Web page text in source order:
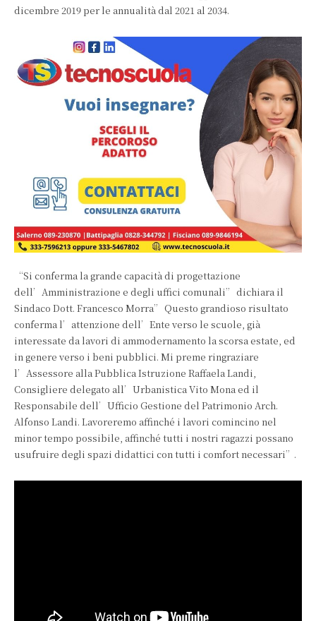
dicembre 2019 per le annualità dal 2021 al 2034.
“Si conferma la grande capacità di progettazione
dell’Amministrazione e degli uffici comunali” dichiara il
Sindaco Dott. Francesco Morra” Questo grandioso risultato
conferma l’attenzione dell’Ente verso le scuole, già
interessate da lavori di ammodernamento la scorsa estate, ed
in genere verso i beni pubblici. Mi preme ringraziare
l’Assessore alla Pubblica Istruzione Raffaela Landi,
Consigliere delegato all’Urbanistica Vito Mona ed il
Responsabile dell’Ufficio Gestione del Patrimonio Arch.
Alfonso Landi. Lavoreremo affinché i lavori comincino nel
minor tempo possibile, affinché tutti i nostri ragazzi possano
usufruire degli spazi didattici con tutti i comfort necessari”.